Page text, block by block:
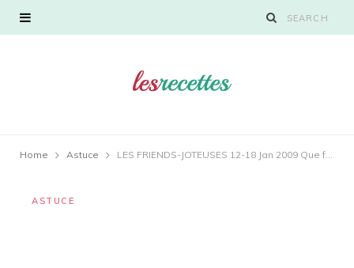
Home Astuce LES FRIENDS-JOTEUSES 12-18 Jan 2009 Que faites-vous
ASTUCE